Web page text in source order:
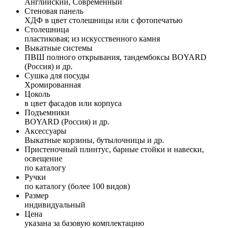
Стеновая панель
ХДФ в цвет столешницы или с фотопечатью
Столешница
пластиковая; из искусственного камня
Выкатные системы
ПВШ полного открывания, тандембоксы BOYARD
(Россия) и др.
Сушка для посуды
Хромированная
Цоколь
в цвет фасадов или корпуса
Подъемники
BOYARD (Россия) и др.
Аксессуары
Выкатные корзины, бутылочницы и др.
Пристеночный плинтус, барные стойки и навески,
освещение
по каталогу
Ручки
по каталогу (более 100 видов)
Размер
индивидуальный
Цена
указана за базовую комплектацию